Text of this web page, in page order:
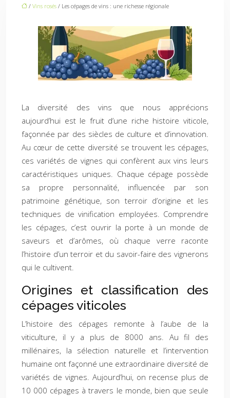
/ Vins rosés / Les cépages de vins : une richesse régionale
La diversité des vins que nous apprécions
aujourd’hui est le fruit d’une riche histoire viticole,
façonnée par des siècles de culture et d’innovation.
Au cœur de cette diversité se trouvent les cépages,
ces variétés de vignes qui confèrent aux vins leurs
caractéristiques uniques. Chaque cépage possède
sa propre personnalité, influencée par son
patrimoine génétique, son terroir d’origine et les
techniques de vinification employées. Comprendre
les cépages, c’est ouvrir la porte à un monde de
saveurs et d’arômes, où chaque verre raconte
l’histoire d’un terroir et du savoir-faire des vignerons
qui le cultivent.
Origines et classification des
cépages viticoles
L’histoire des cépages remonte à l’aube de la
viticulture, il y a plus de 8000 ans. Au fil des
millénaires, la sélection naturelle et l’intervention
humaine ont façonné une extraordinaire diversité de
variétés de vignes. Aujourd’hui, on recense plus de
10 000 cépages à travers le monde, bien que seule